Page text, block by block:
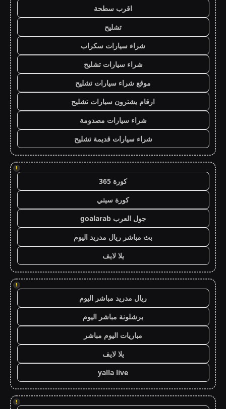
اقرب سطحة
تشليح
شراء سيارات سكراب
شراء سيارات تشليح
موقع شراء سيارات تشليح
ارقام يشترون سيارات تشليح
شراء سيارات مصدومة
شراء سيارات قديمة تشليح
!
كورة 365
كورة سيتي
جول العرب goalarab
بث مباشر ريال مدريد اليوم
يلا لايف
!
ريال مدريد مباشر اليوم
برشلونة مباشر اليوم
مباريات اليوم مباشر
يلا لايف
yalla live
!